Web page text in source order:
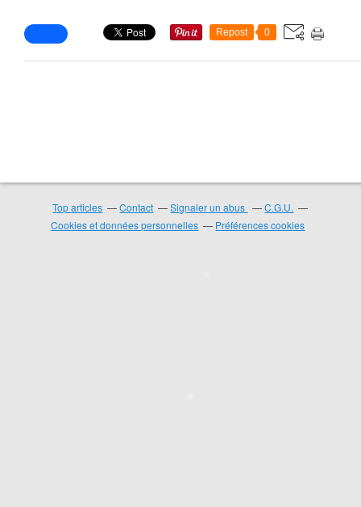
Repost 0
Top articles Contact Signaler un abus
C.G.U.
Cookies et données personnelles
Préférences cookies